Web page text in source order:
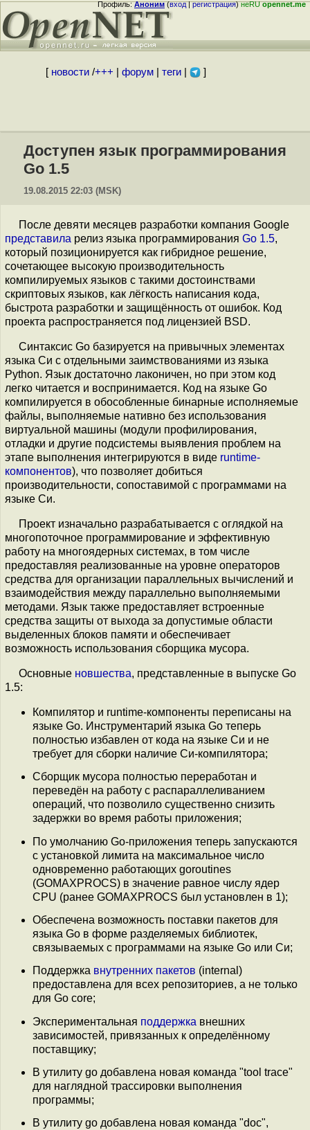
Профиль:Аноним(вход|регистрация)неRUopennet.me
[ новости/+++ форум| теги| ]
Доступен язык программирования
Go 1.5
19.08.2015 22:03 (MSK)
После девяти месяцев разработки компания Google
представила релиз языка программирования Go 1.5,
который позиционируется как гибридное решение,
сочетающее высокую производительность
компилируемых языков с такими достоинствами
скриптовых языков, как лёгкость написания кода,
быстрота разработки и защищённость от ошибок. Код
проекта распространяется под лицензией BSD.
Синтаксис Go базируется на привычных элементах
языка Си с отдельными заимствованиями из языка
Python. Язык достаточно лаконичен, но при этом код
легко читается и воспринимается. Код на языке Go
компилируется в обособленные бинарные исполняемые
файлы, выполняемые нативно без использования
виртуальной машины (модули профилирования,
отладки и другие подсистемы выявления проблем на
этапе выполнения интегрируются в виде runtime-
компонентов), что позволяет добиться
производительности, сопоставимой с программами на
языке Си.
Проект изначально разрабатывается с оглядкой на
многопоточное программирование и эффективную
работу на многоядерных системах, в том числе
предоставляя реализованные на уровне операторов
средства для организации параллельных вычислений и
взаимодействия между параллельно выполняемыми
методами. Язык также предоставляет встроенные
средства защиты от выхода за допустимые области
выделенных блоков памяти и обеспечивает
возможность использования сборщика мусора.
Основные новшества, представленные в выпуске Go
1.5:
Компилятор и runtime-компоненты переписаны на
языке Go. Инструментарий языка Go теперь
полностью избавлен от кода на языке Си и не
требует для сборки наличие Си-компилятора;
Сборщик мусора полностью переработан и
переведён на работу с распараллеливанием
операций, что позволило существенно снизить
задержки во время работы приложения;
По умолчанию Go-приложения теперь запускаются
с установкой лимита на максимальное число
одновременно работающих goroutines
(GOMAXPROCS) в значение равное числу ядер
CPU (ранее GOMAXPROCS был установлен в 1);
Обеспечена возможность поставки пакетов для
языка Go в форме разделяемых библиотек,
связываемых с программами на языке Go или Си;
Поддержка внутренних пакетов (internal)
предоставлена для всех репозиториев, а не только
для Go core;
Экспериментальная поддержка внешних
зависимостей, привязанных к определённому
поставщику;
В утилиту go добавлена новая команда "tool trace"
для наглядной трассировки выполнения
программы;
В утилиту go добавлена новая команда "doc",